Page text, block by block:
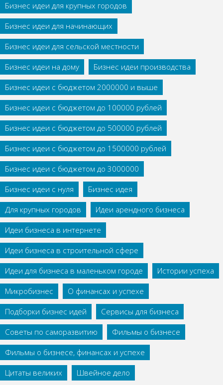
Бизнес идеи для крупных городов
Бизнес идеи для начинающих
Бизнес идеи для сельской местности
Бизнес идеи на дому
Бизнес идеи производства
Бизнес идеи с бюджетом 2000000 и выше
Бизнес идеи с бюджетом до 100000 рублей
Бизнес идеи с бюджетом до 500000 рублей
Бизнес идеи с бюджетом до 1500000 рублей
Бизнес идеи с бюджетом до 3000000
Бизнес идеи с нуля
Бизнес идея
Для крупных городов
Идеи арендного бизнеса
Идеи бизнеса в интернете
Идеи бизнеса в строительной сфере
Идеи для бизнеса в маленьком городе
Истории успеха
Микробизнес
О финансах и успехе
Подборки бизнес идей
Сервисы для бизнеса
Советы по саморазвитию
Фильмы о бизнесе
Фильмы о бизнесе, финансах и успехе
Цитаты великих
Швейное дело